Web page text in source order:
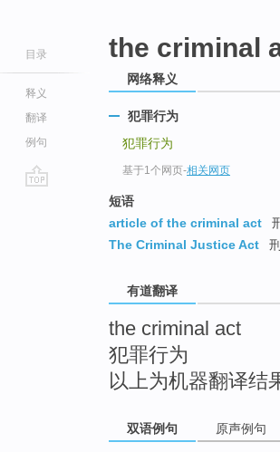
目录
释义
翻译
例句
the criminal
网络释义
犯罪行为
犯罪行为
基于1个网页-相关网页
短语
article of the criminal act
The Criminal Justice Act
有道翻译
the criminal act
犯罪行为
以上为机器翻译结
双语例句 原声例句